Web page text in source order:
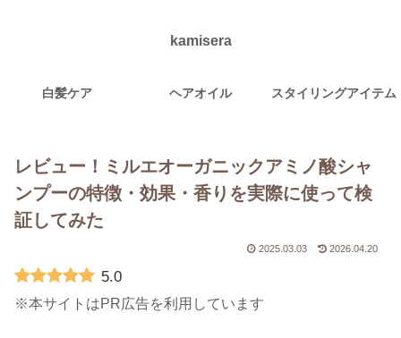
kamisera
白髪ケア ヘアオイル スタイリングアイテム
レビュー！ミルエオーガニックアミノ酸シャ
ンプーの特徴・効果・香りを実際に使って検
証してみた
2025.03.03 2026.04.20
5.0
※本サイトはPR広告を利用しています